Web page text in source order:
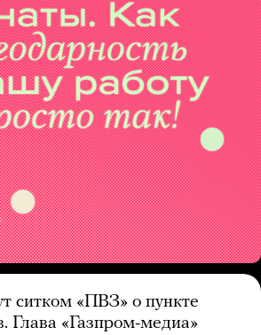
ситком «ПВЗ» о пункте
Глава «Газпром-медиа»